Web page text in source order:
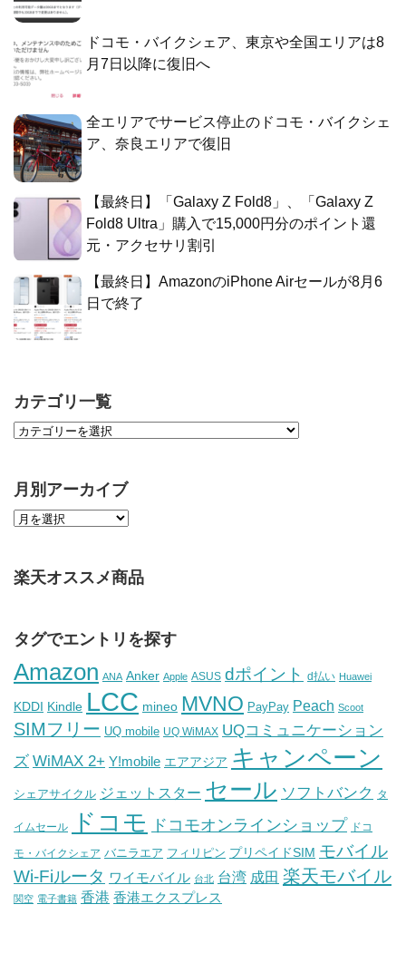
ドコモ・バイクシェア、東京や全国エリアは8
月7日以降に復旧へ
全エリアでサービス停止のドコモ・バイクシェ
ア、奈良エリアで復旧
【最終日】「Galaxy Z Fold8」、「Galaxy Z
Fold8 Ultra」購入で15,000円分のポイント還
元・アクセサリ割引
【最終日】AmazonのiPhone Airセールが8月6
日で終了
カテゴリ一覧
月別アーカイブ
楽天オススメ商品
タグでエントリを探す
Amazon ANA Anker Apple ASUS dポイント d払い Huawei
KDDI Kindle LCC mineo MVNO PayPay Peach Scoot
SIMフリー UQ mobile UQ WiMAX UQコミュニケーション
ズ WiMAX 2+ Y!mobile エアアジア キャンペーン
シェアサイクル ジェットスター セール ソフトバンク タ
イムセール ドコモ ドコモオンラインショップ ドコ
モ・バイクシェア バニラエア フィリピン プリペイドSIM モバイル
Wi-Fiルータ ワイモバイル 台北 台湾 成田 楽天モバイル
関空 電子書籍 香港 香港エクスプレス